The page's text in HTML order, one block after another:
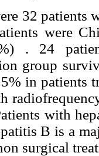
32 patients
were
. 24
group
in patients
with
B is a
surgical